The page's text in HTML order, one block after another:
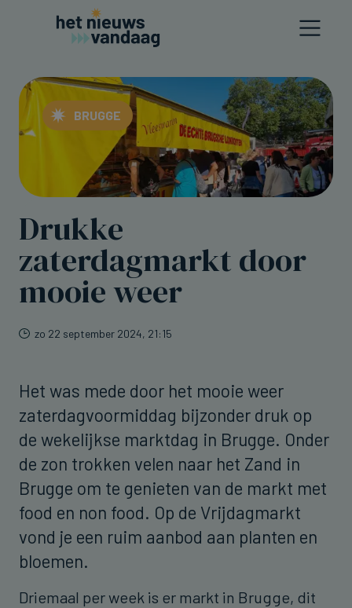
BRUGGE
Drukke
zaterdagmarkt door
mooie weer
zo 22 september 2024, 21:15
Het was mede door het mooie weer
zaterdagvoormiddag bijzonder druk op
de wekelijkse marktdag in Brugge. Onder
de zon trokken velen naar het Zand in
Brugge om te genieten van de markt met
food en non food. Op de Vrijdagmarkt
vond je een ruim aanbod aan planten en
bloemen.
Driemaal per week is er markt in Brugge, dit